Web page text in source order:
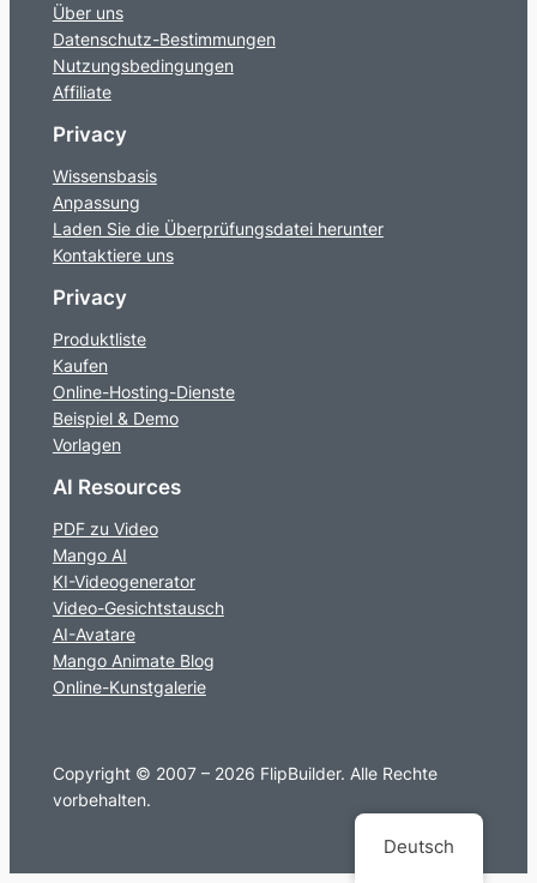
Über uns
Datenschutz-Bestimmungen
Nutzungsbedingungen
Affiliate
Privacy
Wissensbasis
Anpassung
Laden Sie die Überprüfungsdatei herunter
Kontaktiere uns
Privacy
Produktliste
Kaufen
Online-Hosting-Dienste
Beispiel & Demo
Vorlagen
AI Resources
PDF zu Video
Mango AI
KI-Videogenerator
Video-Gesichtstausch
AI-Avatare
Mango Animate Blog
Online-Kunstgalerie
Copyright © 2007 – 2026 FlipBuilder. Alle Rechte
vorbehalten.
Deutsch